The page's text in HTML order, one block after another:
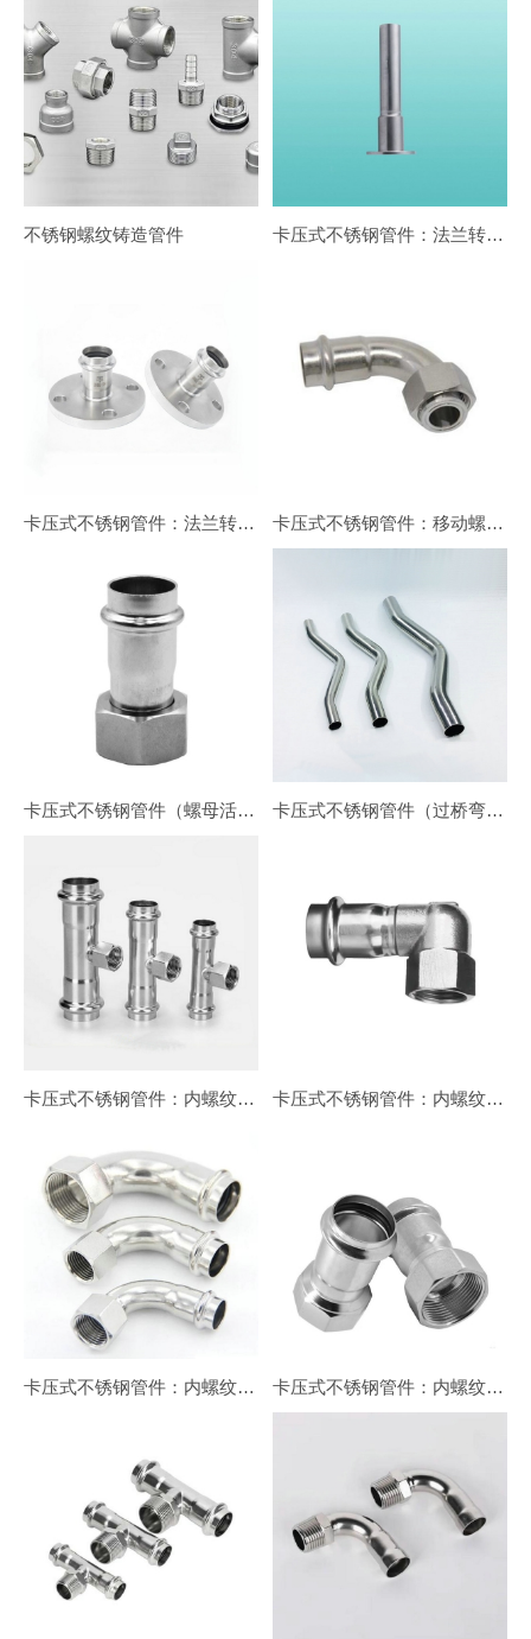
不锈钢螺纹铸造管件 卡压式不锈钢管件：法兰转换接头FG1
卡压式不锈钢管件：法兰转换接头FG2 卡压式不锈钢管件：移动螺母90°转换弯头
卡压式不锈钢管件（螺母活直接头）移动螺母转换接 卡压式不锈钢管件（过桥弯头）管桥
卡压式不锈钢管件：内螺纹三通转换接头 卡压式不锈钢管件：内螺纹90°转换弯头（短）
卡压式不锈钢管件：内螺纹90°转换弯头（长） 卡压式不锈钢管件：内螺纹转换接头